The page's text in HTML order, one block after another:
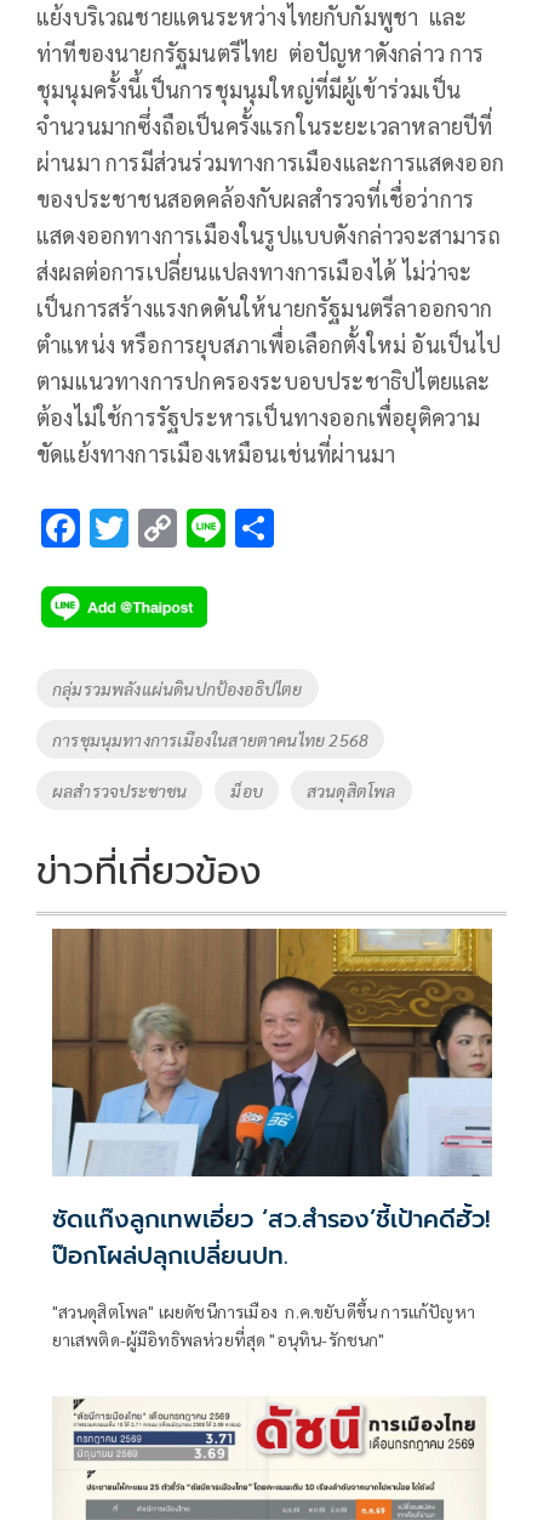
แย้งบริเวณชายแดนระหว่างไทยกับกัมพูชา และ
ท่าทีของนายกรัฐมนตรีไทย ต่อปัญหาดังกล่าว การ
ชุมนุมครั้งนี้เป็นการชุมนุมใหญ่ที่มีผู้เข้าร่วมเป็น
จำนวนมากซึ่งถือเป็นครั้งแรกในระยะเวลาหลายปีที่
ผ่านมา การมีส่วนร่วมทางการเมืองและการแสดงออก
ของประชาชนสอดคล้องกับผลสำรวจที่เชื่อว่าการ
แสดงออกทางการเมืองในรูปแบบดังกล่าวจะสามารถ
ส่งผลต่อการเปลี่ยนแปลงทางการเมืองได้ ไม่ว่าจะ
เป็นการสร้างแรงกดดันให้นายกรัฐมนตรีลาออกจาก
ตำแหน่ง หรือการยุบสภาเพื่อเลือกตั้งใหม่ อันเป็นไป
ตามแนวทางการปกครองระบอบประชาธิปไตยและ
ต้องไม่ใช้การรัฐประหารเป็นทางออกเพื่อยุติความ
ขัดแย้งทางการเมืองเหมือนเช่นที่ผ่านมา
F
e
b
o
k
T
tt
er
C
p
y
Li
n
k
Li
Tags
กลุ่มรวมพลังแผ่นดินปกป้องอธิปไตย
การชุมนุมทางการเมืองในสายตาคนไทย 2568
ผลสำรวจประชาชน ม็อบ สวนดุสิตโพล
ข่าวที่เกี่ยวข้อง
ซัดแก๊งลูกเทพเอี่ยว ‘สว.สำรอง’ชี้เป้าคดีฮั้ว!
ป๊อกโผล่ปลุกเปลี่ยนปท.
"สวนดุสิตโพล" เผยดัชนีการเมือง ก.ค.ขยับดีขึ้น การแก้ปัญหา
ยาเสพติด-ผู้มีอิทธิพลห่วยที่สุด "อนุทิน-รักชนก"